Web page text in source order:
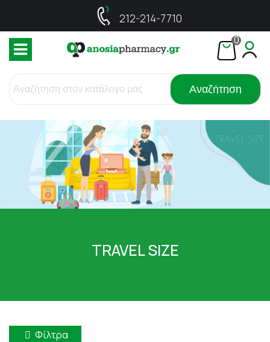
212-214-7710
0
Αναζήτηση
TRAVEL SIZE
Φίλτρα